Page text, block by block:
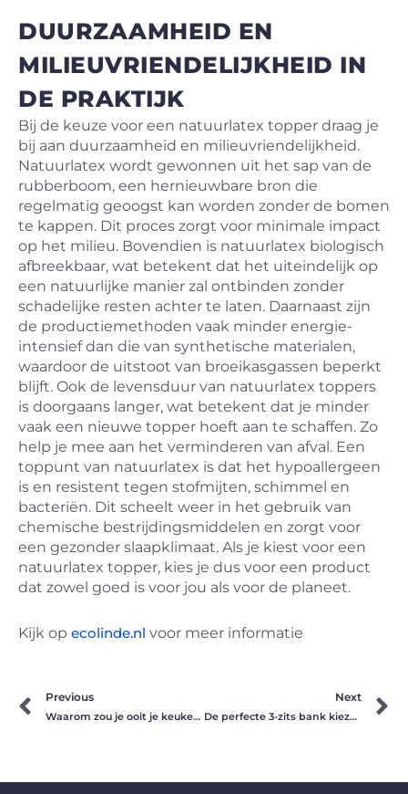
DUURZAAMHEID EN
MILIEUVRIENDELIJKHEID IN
DE PRAKTIJK
Bij de keuze voor een natuurlatex topper draag je
bij aan duurzaamheid en milieuvriendelijkheid.
Natuurlatex wordt gewonnen uit het sap van de
rubberboom, een hernieuwbare bron die
regelmatig geoogst kan worden zonder de bomen
te kappen. Dit proces zorgt voor minimale impact
op het milieu. Bovendien is natuurlatex biologisch
afbreekbaar, wat betekent dat het uiteindelijk op
een natuurlijke manier zal ontbinden zonder
schadelijke resten achter te laten. Daarnaast zijn
de productiemethoden vaak minder energie-
intensief dan die van synthetische materialen,
waardoor de uitstoot van broeikasgassen beperkt
blijft. Ook de levensduur van natuurlatex toppers
is doorgaans langer, wat betekent dat je minder
vaak een nieuwe topper hoeft aan te schaffen. Zo
help je mee aan het verminderen van afval. Een
toppunt van natuurlatex is dat het hypoallergeen
is en resistent tegen stofmijten, schimmel en
bacteriën. Dit scheelt weer in het gebruik van
chemische bestrijdingsmiddelen en zorgt voor
een gezonder slaapklimaat. Als je kiest voor een
natuurlatex topper, kies je dus voor een product
dat zowel goed is voor jou als voor de planeet.
Kijk op ecolinde.nl voor meer informatie
Prev
Previous
Waarom zou je ooit je keuken niet laten spuiten?
Next
De perfecte 3-zits bank kiezen voor jouw interieur